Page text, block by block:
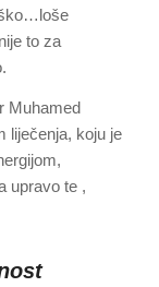
to za
Muhamed
liječenja, koju je
upravo te ,